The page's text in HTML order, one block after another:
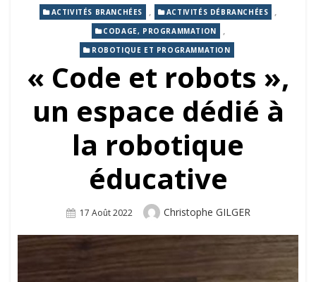
ACTIVITÉS BRANCHÉES , ACTIVITÉS DÉBRANCHÉES ,
CODAGE, PROGRAMMATION ,
ROBOTIQUE ET PROGRAMMATION
« Code et robots »,
un espace dédié à
la robotique
éducative
Posted
17 Août 2022 Author
Christophe GILGER